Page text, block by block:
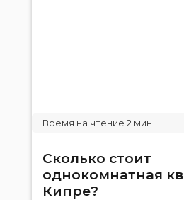
Сколько стоит
однокомнатная
Кипре?